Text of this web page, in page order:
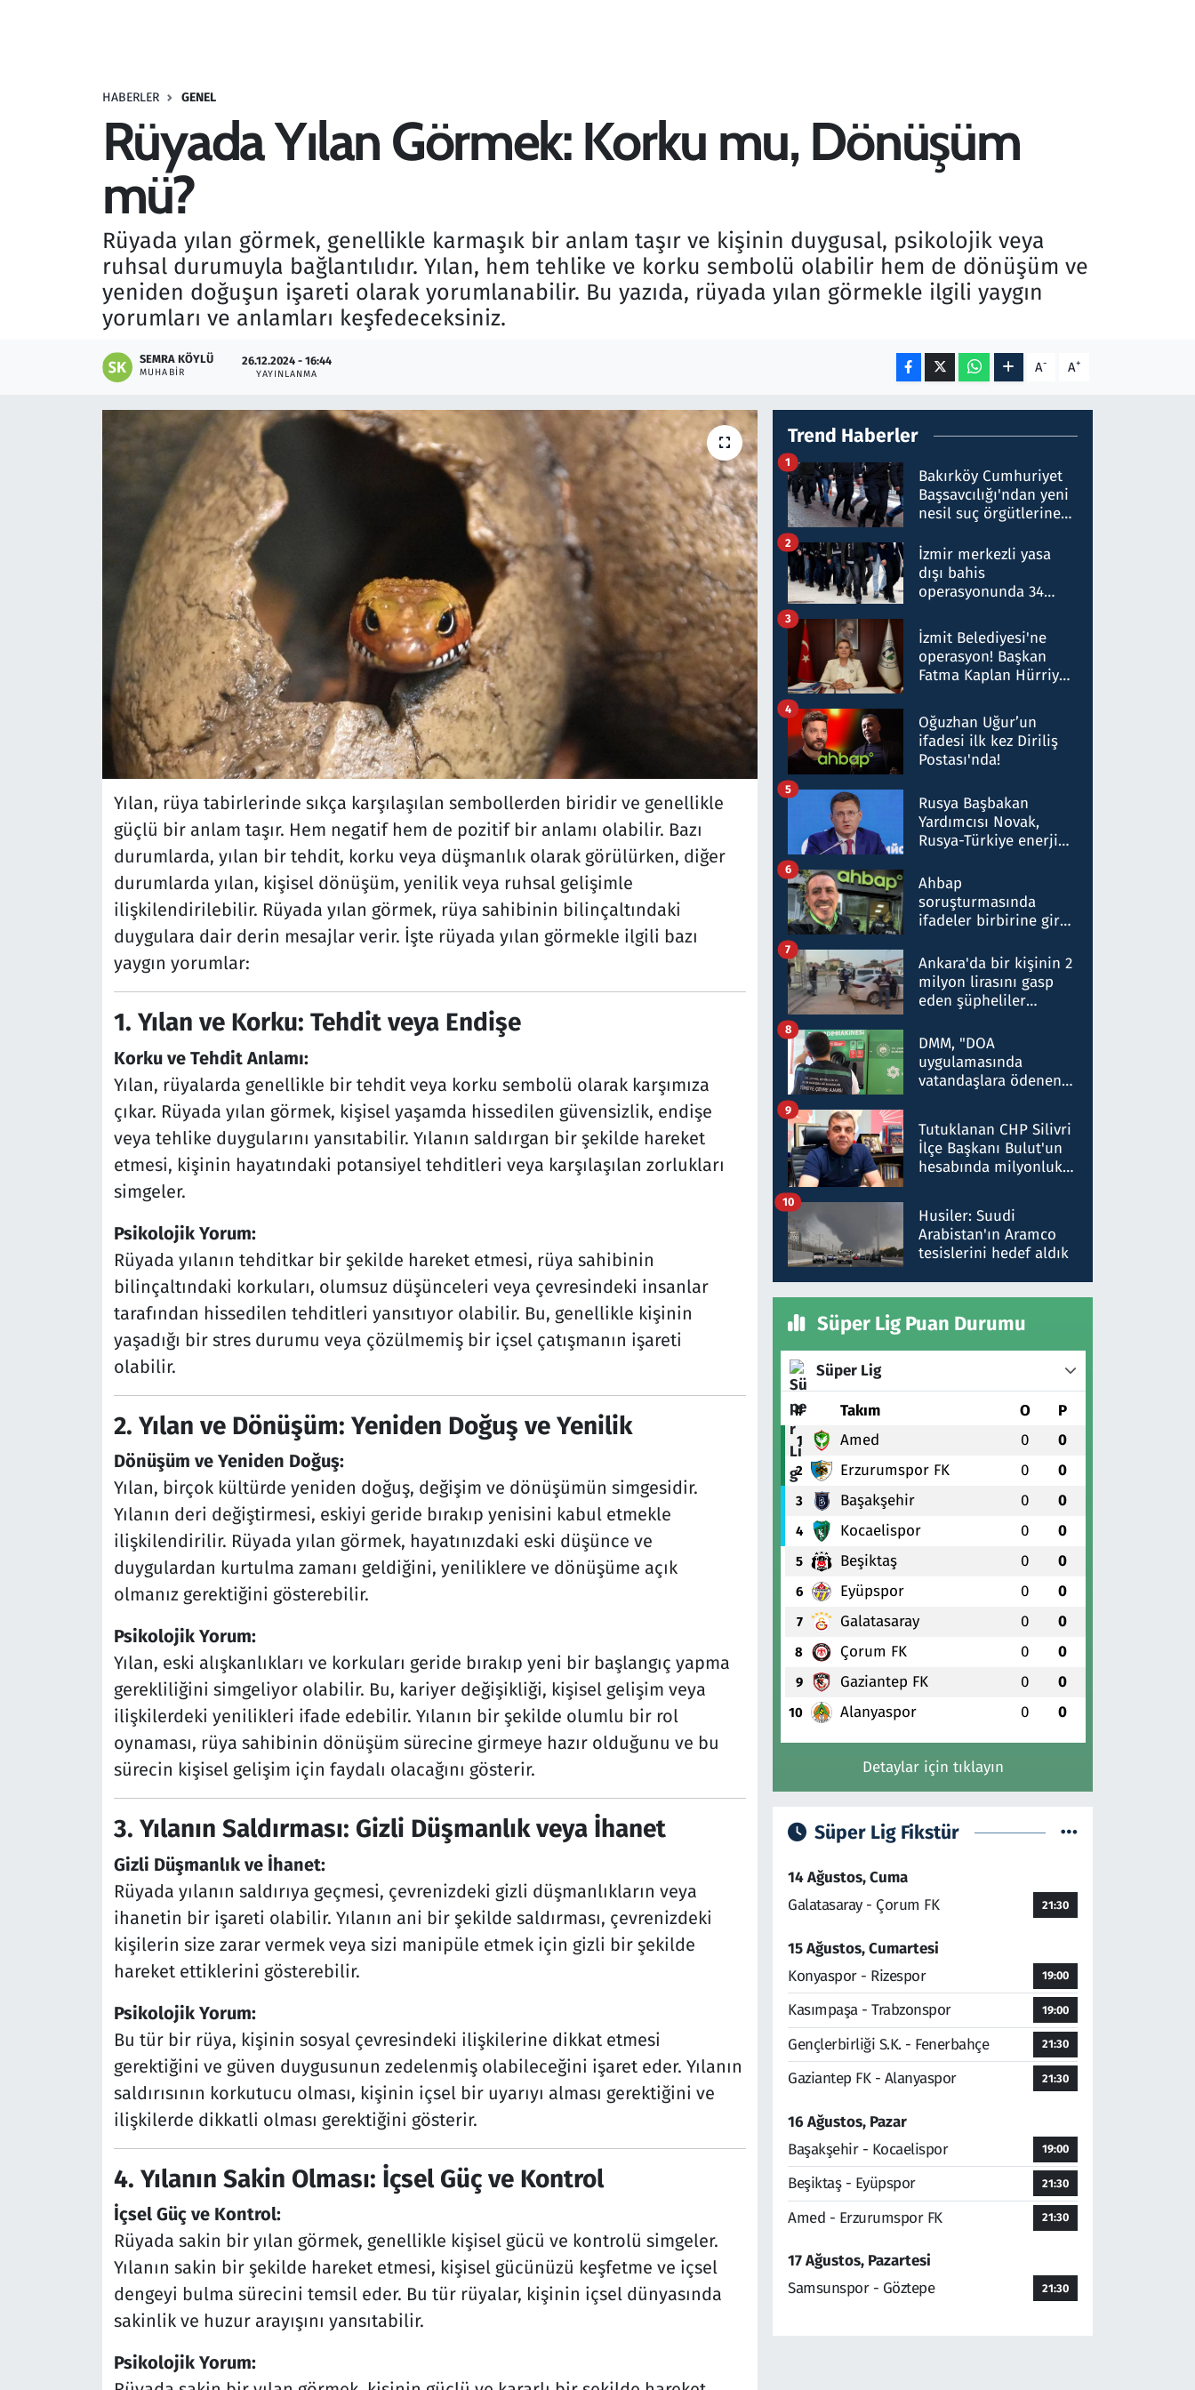
HABERLER GENEL
Rüyada Yılan Görmek: Korku mu, Dönüşüm
mü?
Rüyada yılan görmek, genellikle karmaşık bir anlam taşır ve kişinin duygusal, psikolojik veya
ruhsal durumuyla bağlantılıdır. Yılan, hem tehlike ve korku sembolü olabilir hem de dönüşüm ve
yeniden doğuşun işareti olarak yorumlanabilir. Bu yazıda, rüyada yılan görmekle ilgili yaygın
yorumları ve anlamları keşfedeceksiniz.
SEMRA KÖYLÜ
MUHABIR
26.12.2024 - 16:44
YAYINLANMA A- A+
Yılan, rüya tabirlerinde sıkça karşılaşılan sembollerden biridir ve genellikle
güçlü bir anlam taşır. Hem negatif hem de pozitif bir anlamı olabilir. Bazı
durumlarda, yılan bir tehdit, korku veya düşmanlık olarak görülürken, diğer
durumlarda yılan, kişisel dönüşüm, yenilik veya ruhsal gelişimle
ilişkilendirilebilir. Rüyada yılan görmek, rüya sahibinin bilinçaltındaki
duygulara dair derin mesajlar verir. İşte rüyada yılan görmekle ilgili bazı
yaygın yorumlar:
1. Yılan ve Korku: Tehdit veya Endişe
Korku ve Tehdit Anlamı:
Yılan, rüyalarda genellikle bir tehdit veya korku sembolü olarak karşımıza
çıkar. Rüyada yılan görmek, kişisel yaşamda hissedilen güvensizlik, endişe
veya tehlike duygularını yansıtabilir. Yılanın saldırgan bir şekilde hareket
etmesi, kişinin hayatındaki potansiyel tehditleri veya karşılaşılan zorlukları
simgeler.
Psikolojik Yorum:
Rüyada yılanın tehditkar bir şekilde hareket etmesi, rüya sahibinin
bilinçaltındaki korkuları, olumsuz düşünceleri veya çevresindeki insanlar
tarafından hissedilen tehditleri yansıtıyor olabilir. Bu, genellikle kişinin
yaşadığı bir stres durumu veya çözülmemiş bir içsel çatışmanın işareti
olabilir.
2. Yılan ve Dönüşüm: Yeniden Doğuş ve Yenilik
Dönüşüm ve Yeniden Doğuş:
Yılan, birçok kültürde yeniden doğuş, değişim ve dönüşümün simgesidir.
Yılanın deri değiştirmesi, eskiyi geride bırakıp yenisini kabul etmekle
ilişkilendirilir. Rüyada yılan görmek, hayatınızdaki eski düşünce ve
duygulardan kurtulma zamanı geldiğini, yeniliklere ve dönüşüme açık
olmanız gerektiğini gösterebilir.
Psikolojik Yorum:
Yılan, eski alışkanlıkları ve korkuları geride bırakıp yeni bir başlangıç yapma
gerekliliğini simgeliyor olabilir. Bu, kariyer değişikliği, kişisel gelişim veya
ilişkilerdeki yenilikleri ifade edebilir. Yılanın bir şekilde olumlu bir rol
oynaması, rüya sahibinin dönüşüm sürecine girmeye hazır olduğunu ve bu
sürecin kişisel gelişim için faydalı olacağını gösterir.
3. Yılanın Saldırması: Gizli Düşmanlık veya İhanet
Gizli Düşmanlık ve İhanet:
Rüyada yılanın saldırıya geçmesi, çevrenizdeki gizli düşmanlıkların veya
ihanetin bir işareti olabilir. Yılanın ani bir şekilde saldırması, çevrenizdeki
kişilerin size zarar vermek veya sizi manipüle etmek için gizli bir şekilde
hareket ettiklerini gösterebilir.
Psikolojik Yorum:
Bu tür bir rüya, kişinin sosyal çevresindeki ilişkilerine dikkat etmesi
gerektiğini ve güven duygusunun zedelenmiş olabileceğini işaret eder. Yılanın
saldırısının korkutucu olması, kişinin içsel bir uyarıyı alması gerektiğini ve
ilişkilerde dikkatli olması gerektiğini gösterir.
4. Yılanın Sakin Olması: İçsel Güç ve Kontrol
İçsel Güç ve Kontrol:
Rüyada sakin bir yılan görmek, genellikle kişisel gücü ve kontrolü simgeler.
Yılanın sakin bir şekilde hareket etmesi, kişisel gücünüzü keşfetme ve içsel
dengeyi bulma sürecini temsil eder. Bu tür rüyalar, kişinin içsel dünyasında
sakinlik ve huzur arayışını yansıtabilir.
Psikolojik Yorum:
Trend Haberler
Bakırköy Cumhuriyet
Başsavcılığı'ndan yeni
nesil suç örgütlerine
hakkında gözaltı kararı
1
İzmir merkezli yasa
dışı bahis
operasyonunda 34
Milyar liralık para
trafiği tespit edildi
2
İzmit Belediyesi'ne
operasyon! Başkan
Fatma Kaplan Hürriyet
3
Oğuzhan Uğur’un
ifadesi ilk kez Diriliş
Postası'nda!
4
Rusya Başbakan
Yardımcısı Novak,
Rusya-Türkiye enerji
nitelikte olduğunu
belirtti
5
Ahbap
soruşturmasında
ifadeler birbirine girdi:
ifadelerinden ortaya
çıkan tablo şok etti
6
Ankara'da bir kişinin 2
milyon lirasını gasp
eden şüpheliler
7
DMM, "DOA
uygulamasında
vatandaşlara ödenen
düşürüldüğü" iddiasını
yalanladı
8
Tutuklanan CHP Silivri
İlçe Başkanı Bulut'un
hesabında milyonluk
talimat verdi, ben
gönderdim
9
Husiler: Suudi
Arabistan'ın Aramco
tesislerini hedef aldık
10
Süper Lig Puan Durumu
Süper Lig
# Takım O P
1 Amed 0 0
2 Erzurumspor FK 0 0
3 Başakşehir 0 0
4 Kocaelispor 0 0
5 Beşiktaş 0 0
6 Eyüpspor 0 0
7 Galatasaray 0 0
8 Çorum FK 0 0
9 Gaziantep FK 0 0
10 Alanyaspor 0 0
Detaylar için tıklayın
Süper Lig Fikstür
14 Ağustos, Cuma
Galatasaray - Çorum FK
21:30
15 Ağustos, Cumartesi
Konyaspor - Rizespor
19:00
Kasımpaşa - Trabzonspor 19:00
Gençlerbirliği S.K. - Fenerbahçe 21:30
Gaziantep FK - Alanyaspor 21:30
16 Ağustos, Pazar
Başakşehir - Kocaelispor
19:00
Beşiktaş - Eyüpspor 21:30
Amed - Erzurumspor FK 21:30
17 Ağustos, Pazartesi
Samsunspor - Göztepe
21:30
Savunma Sanayi
Teknoloji ve Bilim
Televizyon